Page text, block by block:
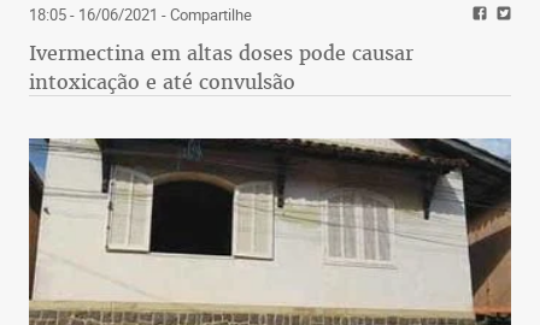
18:05 - 16/06/2021 - Compartilhe
Ivermectina em altas doses pode causar
intoxicação e até convulsão